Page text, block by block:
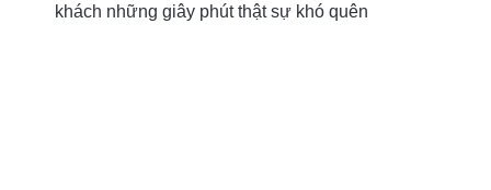
khách những giây phút thật sự khó quên